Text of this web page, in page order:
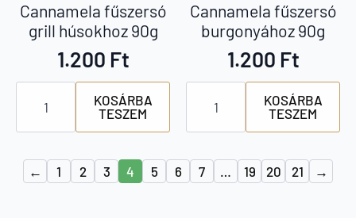
Cannamela fűszersó
grill húsokhoz 90g
1.200 Ft
Cannamela
fűszersó
húsokhoz
KOSÁRBA
TESZEM
Cannamela fűszersó
burgonyához 90g
1.200 Ft
Cannamela
fűszersó
burgonyához
90g
KOSÁRBA
TESZEM
← 1 2 3 4 5 6 7 … 19 20 21 →